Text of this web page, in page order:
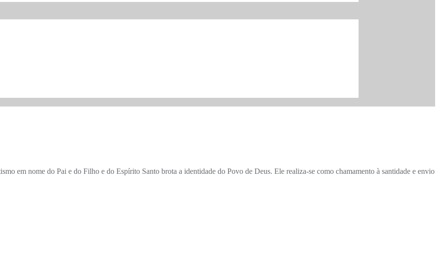
em nome do Pai e do Filho e do Espírito Santo brota a identidade do Povo de Deus. Ele realiza-se como chamamento à santidade e envio